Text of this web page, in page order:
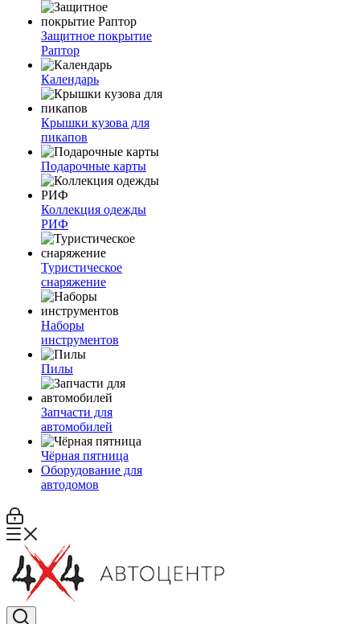
Защитное покрытие
Раптор
Календарь
Крышки кузова для
пикапов
Подарочные карты
Коллекция одежды
РИФ
Туристическое
снаряжение
Наборы
инструментов
Пилы
Запчасти для
автомобилей
Чёрная пятница
Оборудование для
автодомов